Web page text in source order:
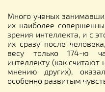
Много ученых
их наиболее
зрения интеллекта, и с
их сразу после
весу только 174-ю
интеллекту (как считают
мнению других),
особенно развитым